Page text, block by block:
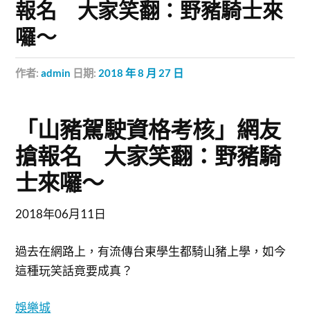
報名 大家笑翻：野豬騎士來
囉～
作者:admin 日期: 2018 年 8 月 27 日
「山豬駕駛資格考核」網友
搶報名 大家笑翻：野豬騎
士來囉～
2018年06月11日
過去在網路上，有流傳台東學生都騎山豬上學，如今
這種玩笑話竟要成真？
娛樂城